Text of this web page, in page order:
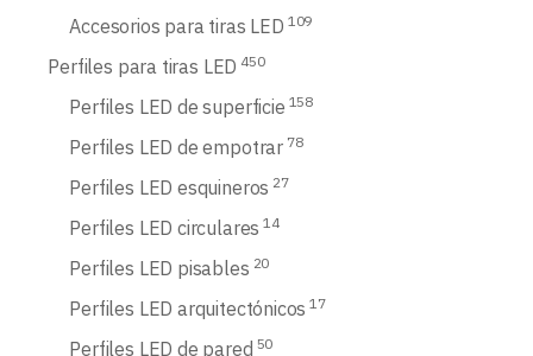
Accesorios para tiras LED 109
Perfiles para tiras LED 450
Perfiles LED de superficie 158
Perfiles LED de empotrar 78
Perfiles LED esquineros 27
Perfiles LED circulares 14
Perfiles LED pisables 20
Perfiles LED arquitectónicos 17
Perfiles LED de pared 50